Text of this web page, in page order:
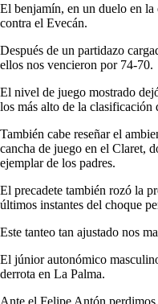
El benjamín, en un duelo en
contra el Evecán.
Después de un partidazo
ellos nos vencieron por 74-70.
El nivel de juego mostrado
los más alto de la clasificación
También cabe reseñar el
cancha de juego en el Claret,
ejemplar de los padres.
El precadete también rozó la
últimos instantes del choque
Este tanteo tan ajustado nos
El júnior autonómico
derrota en La Palma.
Ante el Felipe Antón